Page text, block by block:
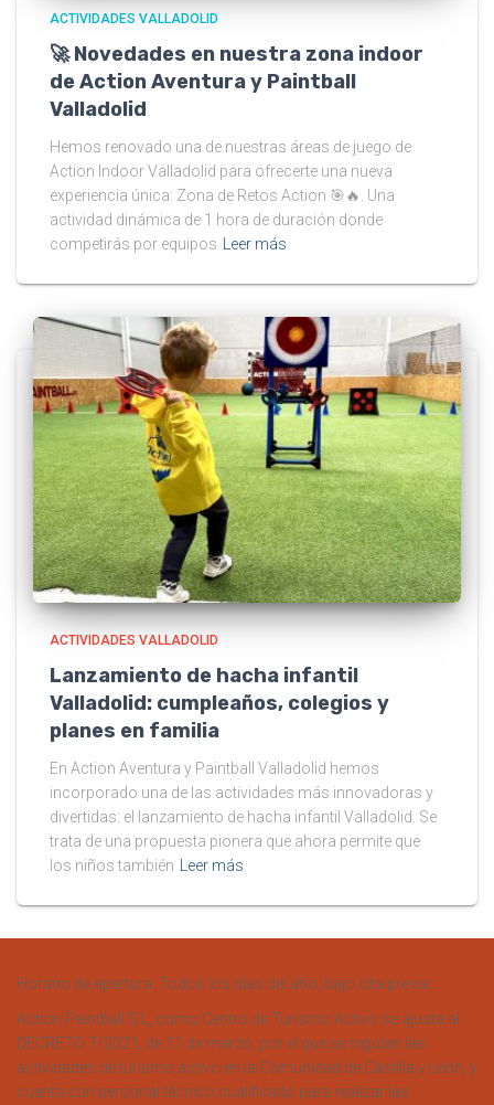
ACTIVIDADES VALLADOLID
🚀 Novedades en nuestra zona indoor
de Action Aventura y Paintball
Valladolid
Hemos renovado una de nuestras áreas de juego de
Action Indoor Valladolid para ofrecerte una nueva
experiencia única: Zona de Retos Action 🎯🔥. Una
actividad dinámica de 1 hora de duración donde
competirás por equipos
Leer más
ACTIVIDADES VALLADOLID
Lanzamiento de hacha infantil
Valladolid: cumpleaños, colegios y
planes en familia
En Action Aventura y Paintball Valladolid hemos
incorporado una de las actividades más innovadoras y
divertidas: el lanzamiento de hacha infantil Valladolid. Se
trata de una propuesta pionera que ahora permite que
los niños también
Leer más
Horario de apertura: Todos los días del año, bajo cita previa.
Action Paintball S.L, como Centro de Turismo Activo se ajusta al
DECRETO 7/2021, de 11 de marzo, por el que se regulan las
actividades de turismo activo en la Comunidad de Castilla y León, y
cuenta con personal técnico cualificado para realizar las